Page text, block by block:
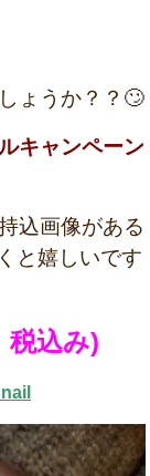
ょうか？？🙄
キャンペーン
込画像がある
と嬉しいです
税込み)